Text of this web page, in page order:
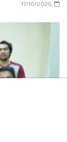
17/10/2025